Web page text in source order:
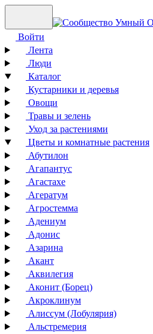
Войти
Лента
Люди
Каталог
Кустарники и деревья
Овощи
Травы и зелень
Уход за растениями
Цветы и комнатные растения
Абутилон
Агапантус
Агастахе
Агератум
Агростемма
Адениум
Адонис
Азарина
Акант
Аквилегия
Аконит (Борец)
Акроклинум
Алиссум (Лобулярия)
Альстремерия